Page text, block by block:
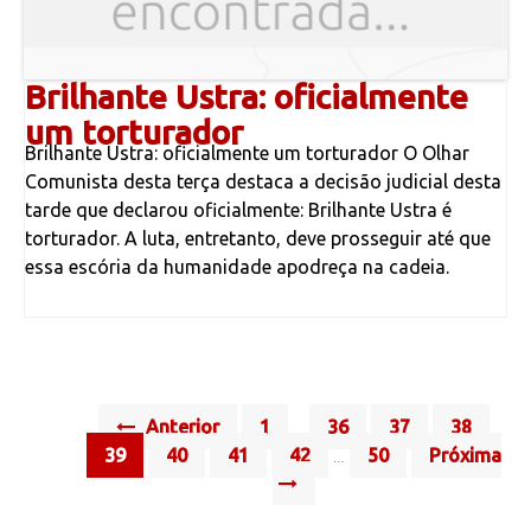
Brilhante Ustra: oficialmente
um torturador
Brilhante Ustra: oficialmente um torturador O Olhar
Comunista desta terça destaca a decisão judicial desta
tarde que declarou oficialmente: Brilhante Ustra é
torturador. A luta, entretanto, deve prosseguir até que
essa escória da humanidade apodreça na cadeia.
Posts
navigation
Anterior 1 36 37
38
39
40 41 42 50 Próxima